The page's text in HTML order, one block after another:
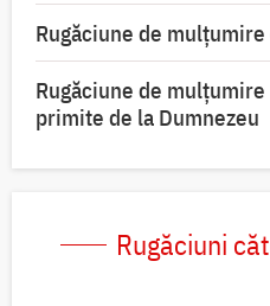
Rugăciune de
Rugăciune de
primite de la Dumnezeu
Rugăciuni